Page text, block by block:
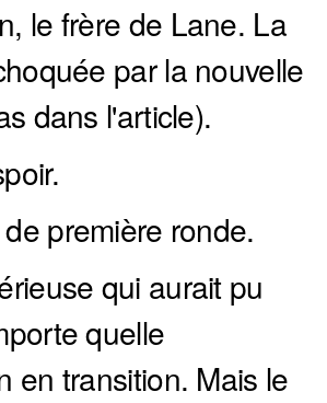
le frère de Lane. La
par la nouvelle
dans l'article).
première ronde.
qui aurait pu
quelle
en transition. Mais le